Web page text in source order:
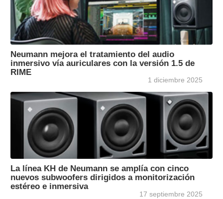
Neumann mejora el tratamiento del audio
inmersivo vía auriculares con la versión 1.5 de
RIME
1 diciembre 2025
La línea KH de Neumann se amplía con cinco
nuevos subwoofers dirigidos a monitorización
estéreo e inmersiva
17 septiembre 2025